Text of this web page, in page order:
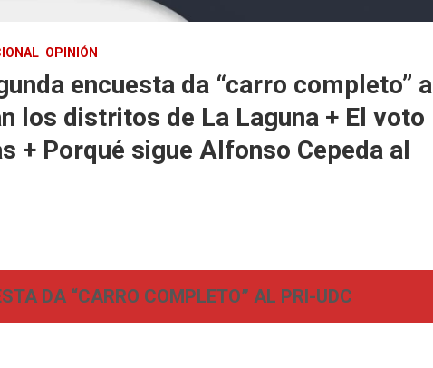
OPINIÓN
encuesta da “carro completo” a
los distritos de La Laguna + El voto
+ Porqué sigue Alfonso Cepeda al
DA “CARRO COMPLETO” AL PRI-UDC